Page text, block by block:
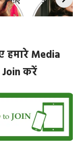
top-
‘कांटा लगा
Media
करें